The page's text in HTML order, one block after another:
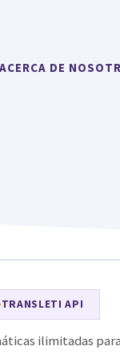
ACERCA DE
TRANSLETI API
ilimitadas